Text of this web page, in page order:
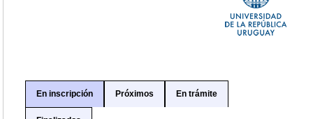
En inscripción Próximos En trámite